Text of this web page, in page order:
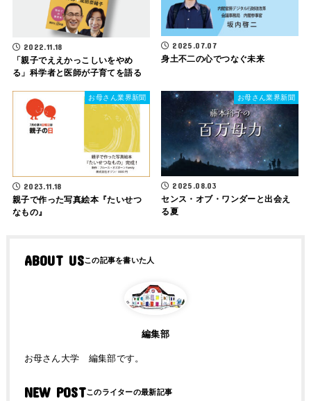
2022.11.18
「親子でええかっこしいをやめ
る」科学者と医師が子育てを語る
2025.07.07
身土不二の心でつなぐ未来
お母さん業界新聞
2023.11.18
親子で作った写真絵本『たいせつ
なもの』
お母さん業界新聞
2025.08.03
センス・オブ・ワンダーと出会え
る夏
ABOUT US
編集部
お母さん大学 編集部です。
NEW POST